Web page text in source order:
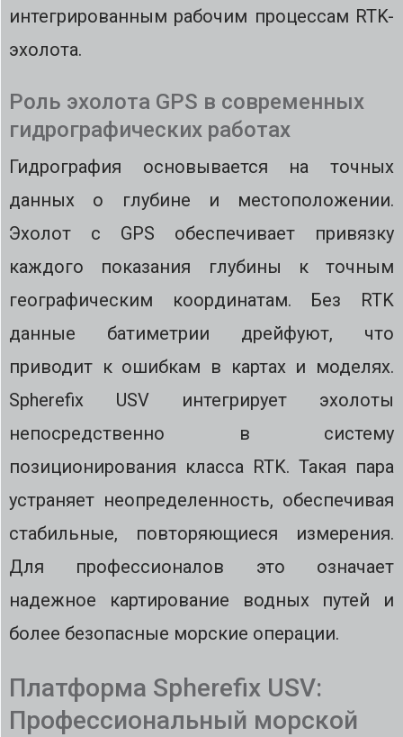
интегрированным рабочим процессам RTK-
эхолота.
Роль эхолота GPS в современных
гидрографических работах
Гидрография основывается на точных
данных о глубине и местоположении.
Эхолот с GPS обеспечивает привязку
каждого показания глубины к точным
географическим координатам. Без RTK
данные батиметрии дрейфуют, что
приводит к ошибкам в картах и моделях.
Spherefix USV интегрирует эхолоты
непосредственно в систему
позиционирования класса RTK. Такая пара
устраняет неопределенность, обеспечивая
стабильные, повторяющиеся измерения.
Для профессионалов это означает
надежное картирование водных путей и
более безопасные морские операции.
Платформа Spherefix USV:
Профессиональный морской